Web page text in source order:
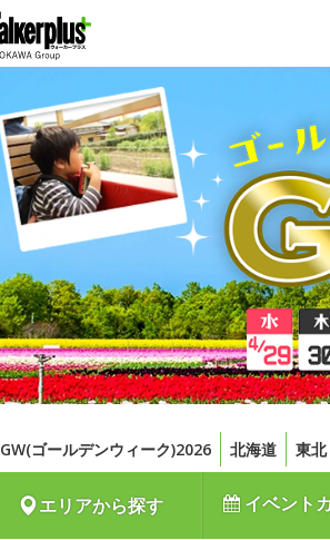
GW(ゴールデンウィーク)2026 北海道 東北
エリアから探す イベント